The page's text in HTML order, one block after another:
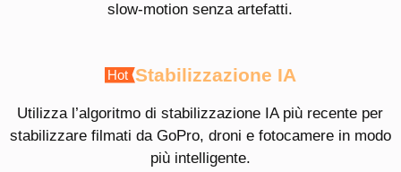
slow-motion senza artefatti.
Stabilizzazione IA
Utilizza l’algoritmo di stabilizzazione IA più recente per
stabilizzare filmati da GoPro, droni e fotocamere in modo
più intelligente.